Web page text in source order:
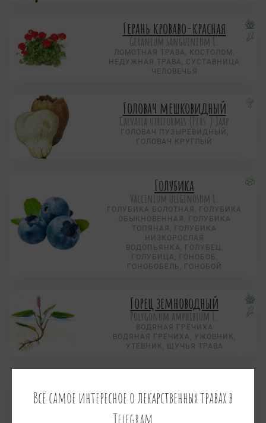
Герань кроваво-красная
Geranium sanguineum L.
ЛОМОТНАЯ ТРАВА, КОСТОЛОМ,
НЕДУЖНАЯ ТРАВА, СУСТАВНИЦА
ЧЕЛОВЕЧЬЯ
Головач мешковидный
Calvatia utriformis (Pers.) Jaap
ГОЛОВАЧ ПУЗЫРЕВИДНЫЙ,
ГОЛОВАЧ КРУГЛЫЙ
Голубика
Vaccinium uliginosum L.
ГОЛУБИКА БОЛОТНАЯ, ГОЛУБИКА
ОБЫКНОВЕННАЯ, ГОЛУБИКА
ТОПЯНАЯ, ГОЛУБИКА
НИЗКОРОСЛАЯ
ВОДОПЬЯНКА, ГОЛУБЕЦ,
ГОЛУБИЦА, ГОНОБОБ,
ГОНОБОБЕЛЬ, ГОНОБОЙ
Горец земноводный
Polygonum amphibium L.
ВОДЯНАЯ ГРЕЧИХА
ВОДЯНАЯ ГРЕЧИХА, УЖОВНИК,
УТЕВНИК, ЩУЧЬЯ ТРАВА
Polygonum bistorta L.
ЗМЕЕВИК, БРЫЛЕНА, ЖИВОТНЫЙ
Всё самое интересное о лекарственных травах в
Telegram